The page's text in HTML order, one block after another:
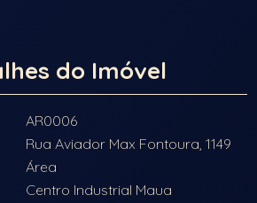
do Imóvel
AR0006
Rua Aviador Max Fontoura, 1149
Área
Centro Industrial Maua